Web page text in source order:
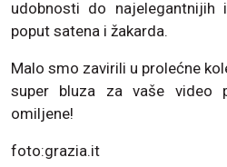
udobnosti do
poput satena i žakarda.
Malo smo zavirili u prolećne
super bluza za vaše video
omiljene!
foto:grazia.it